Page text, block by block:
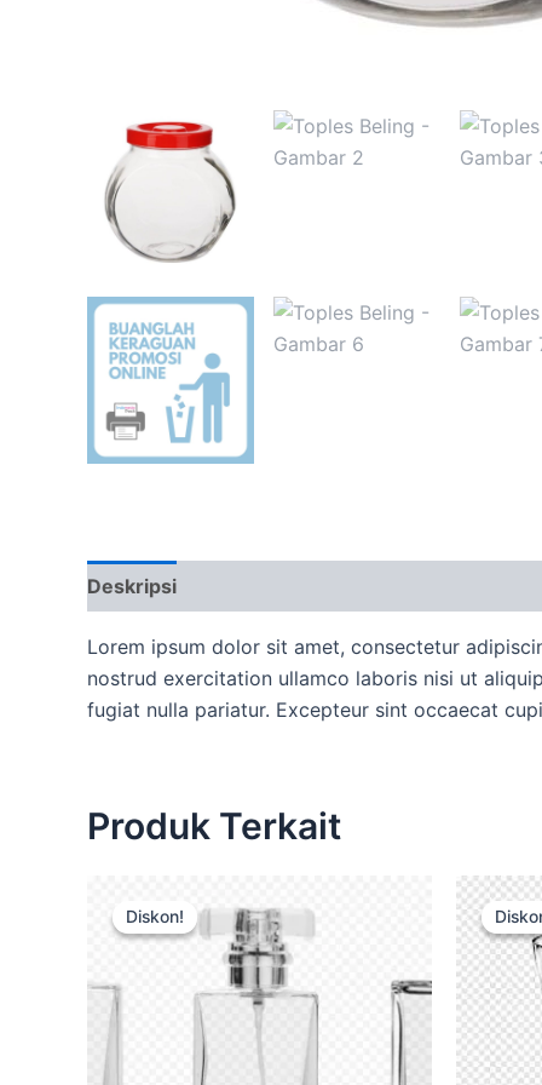
Deskripsi
Lorem ipsum dolor sit amet, consectetur
nostrud exercitation ullamco laboris nisi ut
fugiat nulla pariatur. Excepteur sint occaecat
Produk Terkait
Diskon!
Diskon!
aslinya
adalah:
Rp15.000.
saat
ini
adalah:
Rp12.500.